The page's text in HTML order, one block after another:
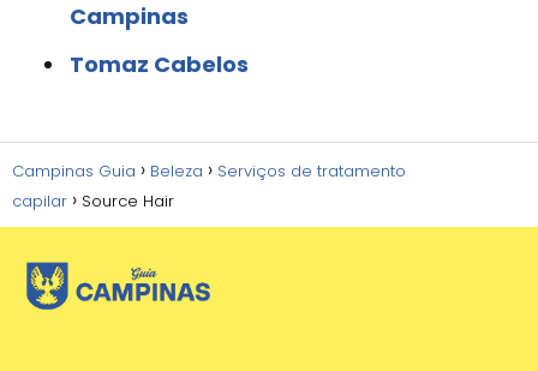
Campinas
Tomaz Cabelos
Campinas Guia Beleza
Serviços de tratamento
capilar
Source Hair